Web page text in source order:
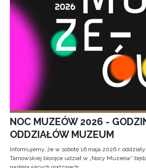
NOC MUZEÓW 2026 -
ODDZIAŁÓW MUZEUM
Informujemy, że w sobotę 16 maja 2026 r.
Tarnowskiej biorące udział w „Nocy Muzeów”